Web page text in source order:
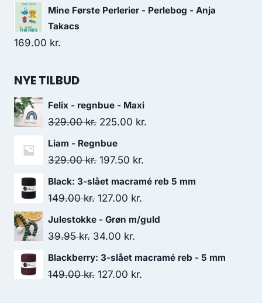
Mine Første Perlerier - Perlebog - Anja
Takacs
169.00 kr.
NYE TILBUD
Felix - regnbue - Maxi
329.00kr. 225.00 kr.
Liam - Regnbue
329.00kr. 197.50 kr.
Black: 3-slået macramé reb 5 mm
149.00kr. 127.00 kr.
Julestokke - Grøn m/guld
39.95kr. 34.00 kr.
Blackberry: 3-slået macramé reb - 5 mm
149.00kr. 127.00 kr.